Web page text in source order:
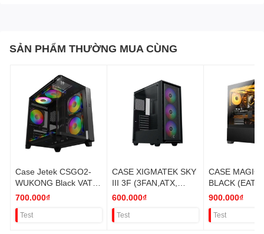
SẢN PHẨM THƯỜNG MUA CÙNG
Case Jetek CSGO2-
WUKONG Black VAT
(1 mặt cường lực)
700.000₫
Test
CASE XIGMATEK SKY
III 3F (3FAN,ATX,
Micro-ATX, ITX) VAT
600.000₫
Test
CASE MAGIC
BLACK
VAT
900.000₫
Test